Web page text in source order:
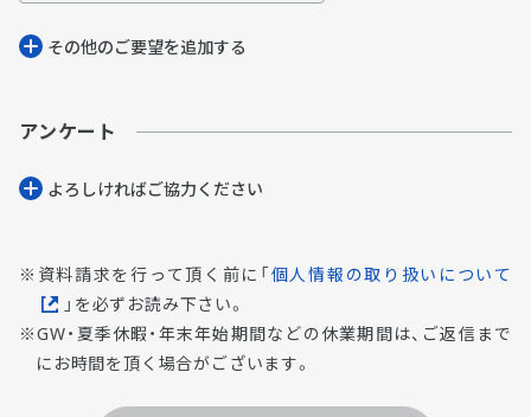
その他のご要望を追加する
アンケート
よろしければご協⼒ください
資料請求を行って頂く前に「個人情報の取り扱いについて
」を必ずお読み下さい。
GW・夏季休暇・年末年始期間などの休業期間は、ご返信まで
にお時間を頂く場合がございます。